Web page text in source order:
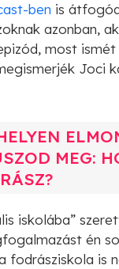
ben is
azonban,
most
Joci
MEG:
iskolába”
én
fodrásziskola is